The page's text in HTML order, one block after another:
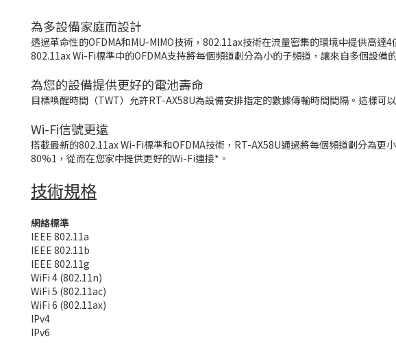
為多設備家庭而設計
透過革命性的OFDMA和MU-MIMO技術，802.11ax技術在流量密集的環境中提供高
802.11ax Wi-Fi標準中的OFDMA支持將每個頻道劃分為小的子頻道，讓來自多個設
為您的設備提供更好的電池壽命
目標喚醒時間（TWT）允許RT-AX58U為設備安排指定的數據傳輸時間間隔。這樣
Wi-Fi信號更遠
搭載最新的802.11ax Wi-Fi標準和OFDMA技術，RT-AX58U通過將每個頻道劃分為
80%1，從而在您家中提供更好的Wi-Fi連接*。
技術規格
網絡標準
IEEE 802.11a
IEEE 802.11b
IEEE 802.11g
WiFi 4 (802.11n)
WiFi 5 (802.11ac)
WiFi 6 (802.11ax)
IPv4
IPv6